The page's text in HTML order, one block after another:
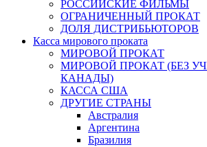
РОССИЙСКИЕ ФИЛЬМЫ
ОГРАНИЧЕННЫЙ ПРОКАТ
ДОЛЯ ДИСТРИБЬЮТОРОВ
Касса мирового проката
МИРОВОЙ ПРОКАТ
МИРОВОЙ ПРОКАТ (БЕЗ
КАНАДЫ)
КАССА США
ДРУГИЕ СТРАНЫ
Австралия
Аргентина
Бразилия